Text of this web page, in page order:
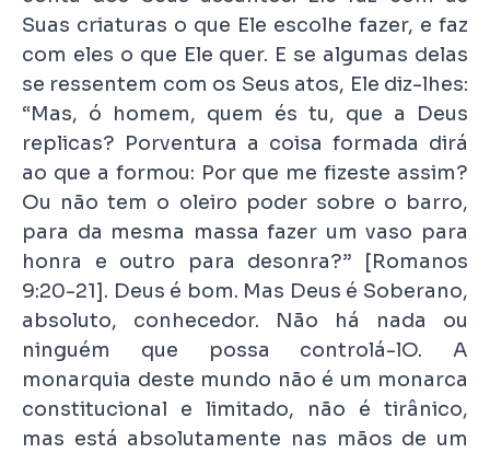
Suas criaturas o que Ele escolhe fazer, e faz
com eles o que Ele quer. E se algumas delas
se ressentem com os Seus atos, Ele diz-lhes:
“Mas, ó homem, quem és tu, que a Deus
replicas? Porventura a coisa formada dirá
ao que a formou: Por que me fizeste assim?
Ou não tem o oleiro poder sobre o barro,
para da mesma massa fazer um vaso para
honra e outro para desonra?” [Romanos
9:20-21]. Deus é bom. Mas Deus é Soberano,
absoluto, conhecedor. Não há nada ou
ninguém que possa controlá-lO. A
monarquia deste mundo não é um monarca
constitucional e limitado, não é tirânico,
mas está absolutamente nas mãos de um